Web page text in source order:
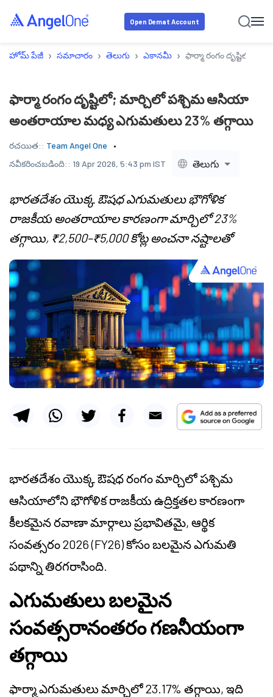
Open Demat Account
హోమ్ పేజీ › సమాచారం › తెలుగు › ఎకానమీ › ఫార్మా రంగం దృష్టిలో;
ఫార్మా రంగం దృష్టిలో; మార్చిలో పశ్చిమ ఆసియా
అంతరాయాల మధ్య ఎగుమతులు 23% తగ్గాయి
రచయిత:: Team Angel One
నవీకరించబడింది:: 19 Apr 2026, 5:43 pm IST తెలుగు
భారతదేశం యొక్క ఔషధ ఎగుమతులు భౌగోళిక
రాజకీయ అంతరాయాల కారణంగా మార్చిలో 23%
తగ్గాయి, ₹2,500–₹5,000 కోట్ల అంచనా నష్టాలతో
భారతదేశం యొక్క ఔషధ రంగం మార్చిలో పశ్చిమ
ఆసియాలోని భౌగోళిక రాజకీయ ఉద్రిక్తతల కారణంగా
కీలకమైన రవాణా మార్గాలు ప్రభావితమై, ఆర్థిక
సంవత్సరం 2026 (FY26) కోసం బలమైన ఎగుమతి
పథాన్ని తిరగరాసింది.
ఎగుమతులు బలమైన
సంవత్సరానంతరం గణనీయంగా
తగ్గాయి
ఫార్మా ఎగుమతులు మార్చిలో 23.17% తగ్గాయి, ఇది